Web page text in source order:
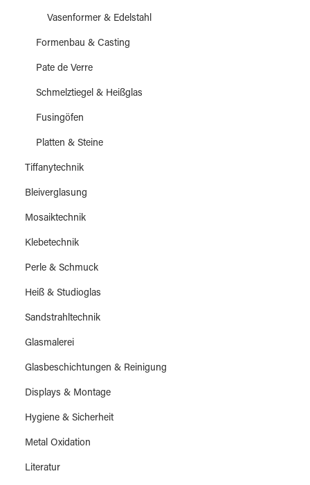
Vasenformer & Edelstahl
Formenbau & Casting
Pate de Verre
Schmelztiegel & Heißglas
Fusingöfen
Platten & Steine
Tiffanytechnik
Bleiverglasung
Mosaiktechnik
Klebetechnik
Perle & Schmuck
Heiß & Studioglas
Sandstrahltechnik
Glasmalerei
Glasbeschichtungen & Reinigung
Displays & Montage
Hygiene & Sicherheit
Metal Oxidation
Literatur